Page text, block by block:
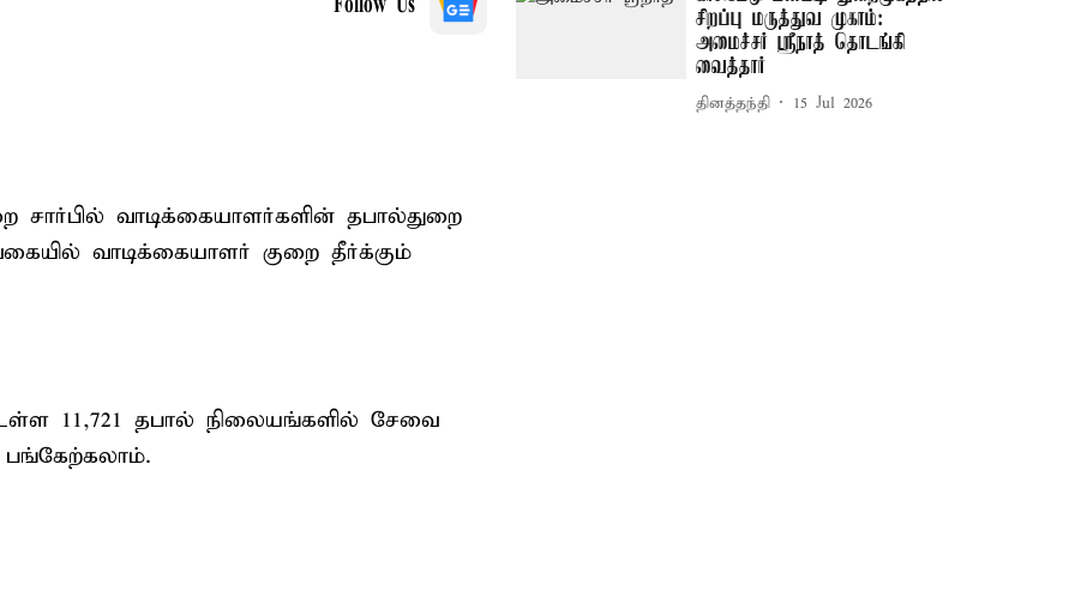
Follow Us
சார்பில் வாடிக்கையாளர்களின் தபால்துறை
வாடிக்கையாளர் குறை தீர்க்கும்
உள்ள 11,721 தபால் நிலையங்களில் சேவை
சிறப்பு மருத்துவ முகாம்:
அமைச்சர் ஸ்ரீநாத் தொடங்கி
வைத்தார்
தினத்தந்தி 15 Jul 2026